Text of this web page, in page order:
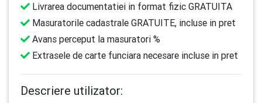
Livrarea documentatiei in format fizic GRATUITA
Masuratorile cadastrale GRATUITE, incluse in pret
Avans perceput la masuratori %
Extrasele de carte funciara necesare incluse in pret
Descriere utilizator: